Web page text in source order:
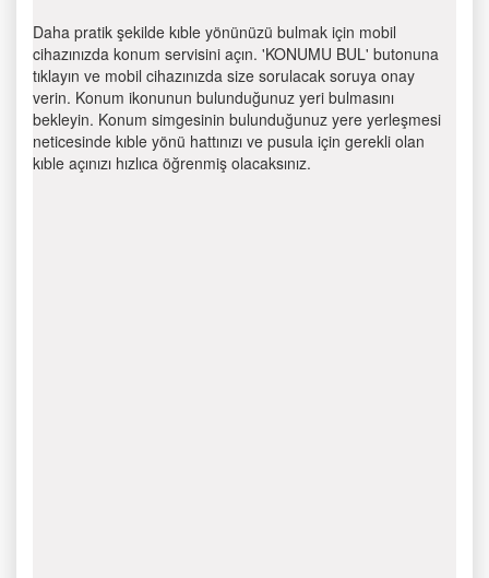
Daha pratik şekilde kıble yönünüzü bulmak için mobil
cihazınızda konum servisini açın. 'KONUMU BUL' butonuna
tıklayın ve mobil cihazınızda size sorulacak soruya onay
verin. Konum ikonunun bulunduğunuz yeri bulmasını
bekleyin. Konum simgesinin bulunduğunuz yere yerleşmesi
neticesinde kıble yönü hattınızı ve pusula için gerekli olan
kıble açınızı hızlıca öğrenmiş olacaksınız.